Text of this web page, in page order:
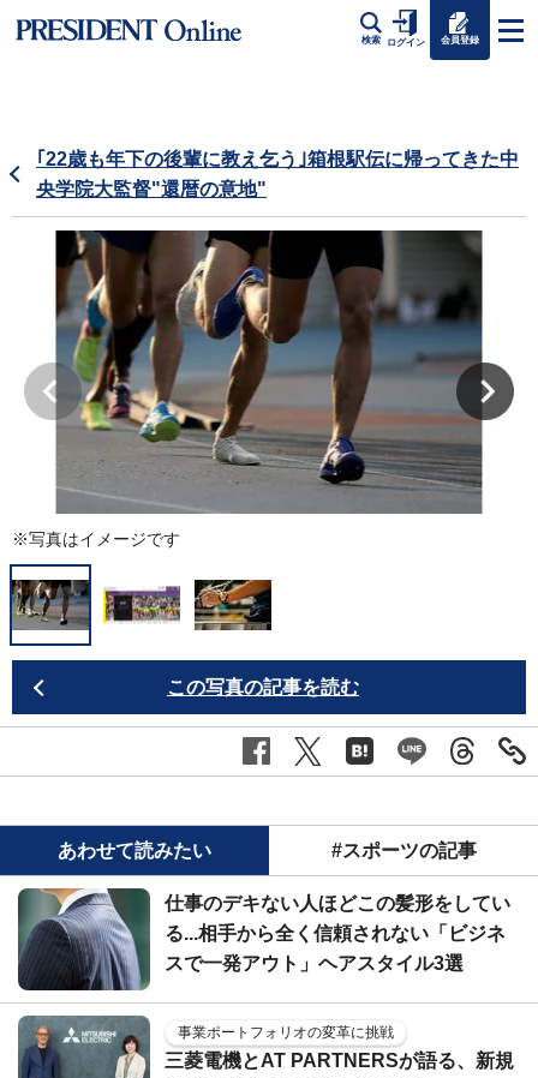
検索 ログイン 会員登録
｢22歳も年下の後輩に教え乞う｣箱根駅伝に帰ってきた中
央学院大監督"還暦の意地"
※写真はイメージです
この写真の記事を読む
あわせて読みたい #スポーツの記事
仕事のデキない人ほどこの髪形をしてい
る...相手から全く信頼されない「ビジネ
スで一発アウト」ヘアスタイル3選
事業ポートフォリオの変革に挑戦
三菱電機とAT PARTNERSが語る、新規